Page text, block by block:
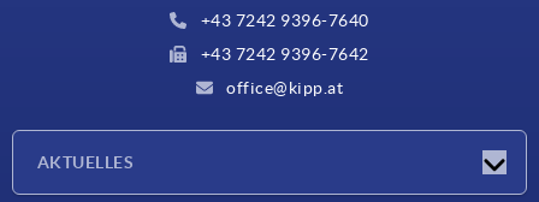
+43 7242 9396-7640
+43 7242 9396-7642
office@kipp.at
AKTUELLES